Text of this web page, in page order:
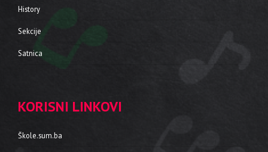
History
Sekcije
Satnica
KORISNI LINKOVI
Škole.sum.ba